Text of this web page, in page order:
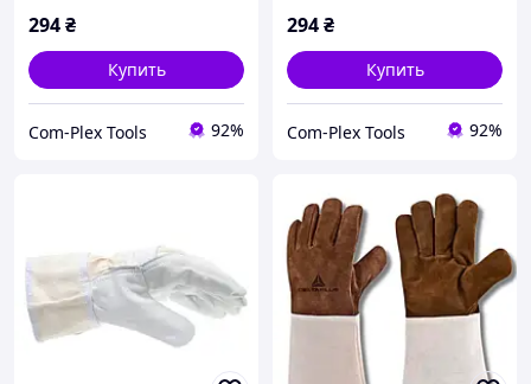
294₴
Купить
Com-Plex Tools 92%
294₴
Купить
Com-Plex Tools 92%